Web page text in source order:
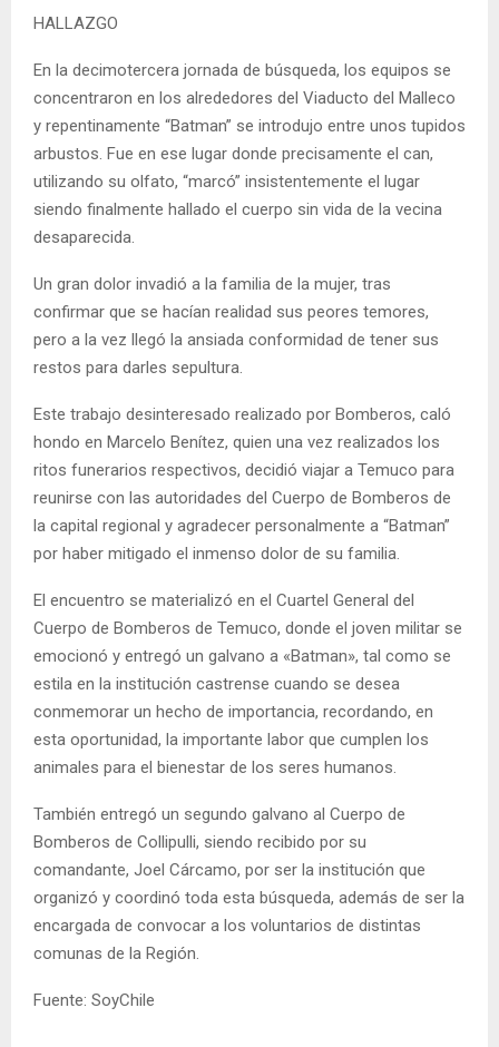
HALLAZGO
En la decimotercera jornada de búsqueda, los equipos se
concentraron en los alrededores del Viaducto del Malleco
y repentinamente “Batman” se introdujo entre unos tupidos
arbustos. Fue en ese lugar donde precisamente el can,
utilizando su olfato, “marcó” insistentemente el lugar
siendo finalmente hallado el cuerpo sin vida de la vecina
desaparecida.
Un gran dolor invadió a la familia de la mujer, tras
confirmar que se hacían realidad sus peores temores,
pero a la vez llegó la ansiada conformidad de tener sus
restos para darles sepultura.
Este trabajo desinteresado realizado por Bomberos, caló
hondo en Marcelo Benítez, quien una vez realizados los
ritos funerarios respectivos, decidió viajar a Temuco para
reunirse con las autoridades del Cuerpo de Bomberos de
la capital regional y agradecer personalmente a “Batman”
por haber mitigado el inmenso dolor de su familia.
El encuentro se materializó en el Cuartel General del
Cuerpo de Bomberos de Temuco, donde el joven militar se
emocionó y entregó un galvano a «Batman», tal como se
estila en la institución castrense cuando se desea
conmemorar un hecho de importancia, recordando, en
esta oportunidad, la importante labor que cumplen los
animales para el bienestar de los seres humanos.
También entregó un segundo galvano al Cuerpo de
Bomberos de Collipulli, siendo recibido por su
comandante, Joel Cárcamo, por ser la institución que
organizó y coordinó toda esta búsqueda, además de ser la
encargada de convocar a los voluntarios de distintas
comunas de la Región.
Fuente: SoyChile